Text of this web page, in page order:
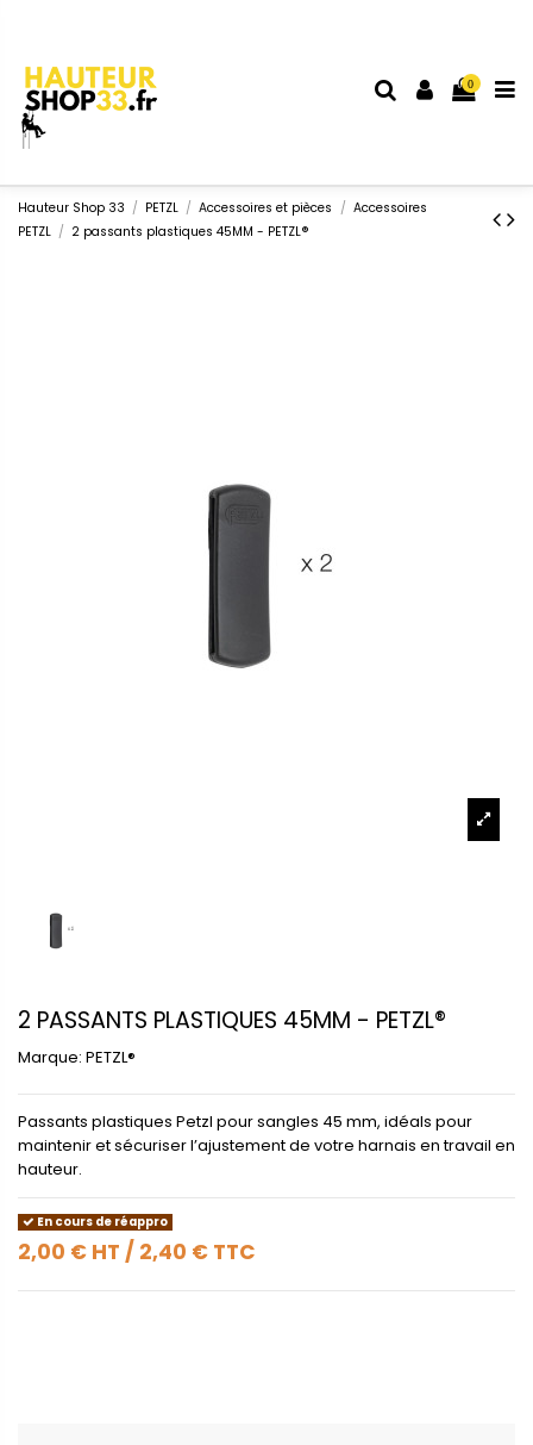
0
Hauteur Shop 33 PETZL Accessoires et pièces
Accessoires
PETZL
2 passants plastiques 45MM - PETZL®
2 PASSANTS PLASTIQUES 45MM - PETZL®
Marque: PETZL®
Passants plastiques Petzl pour sangles 45 mm, idéals pour
maintenir et sécuriser l’ajustement de votre harnais en travail en
hauteur.
En cours de réappro
2,00 € HT / 2,40 € TTC